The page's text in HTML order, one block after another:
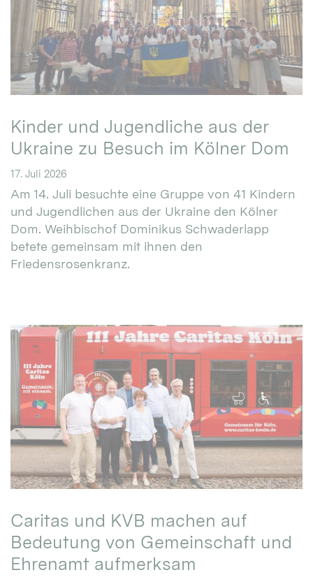
Kinder und Jugendliche aus der
Ukraine zu Besuch im Kölner Dom
17. Juli 2026
Am 14. Juli besuchte eine Gruppe von 41 Kindern
und Jugendlichen aus der Ukraine den Kölner
Dom. Weihbischof Dominikus Schwaderlapp
betete gemeinsam mit ihnen den
Friedensrosenkranz.
Caritas und KVB machen auf
Bedeutung von Gemeinschaft und
Ehrenamt aufmerksam